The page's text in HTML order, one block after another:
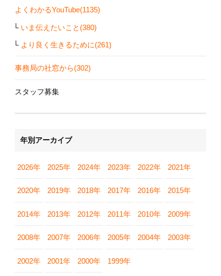
よくわかるYouTube(1135)
いま伝えたいこと(380)
より良く生きるために(261)
事務局の社窓から(302)
スタッフ募集
年別アーカイブ
2026年 2025年 2024年 2023年 2022年 2021年
2020年 2019年 2018年 2017年 2016年 2015年
2014年 2013年 2012年 2011年 2010年 2009年
2008年 2007年 2006年 2005年 2004年 2003年
2002年 2001年 2000年 1999年